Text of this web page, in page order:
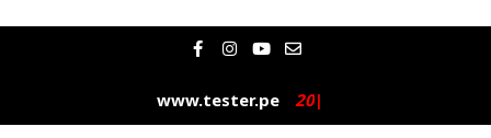
F
a
e
b
o
I
n
t
a
g
Y
o
t
u
b
E
n
e
l
o
www.tester.pe 202|